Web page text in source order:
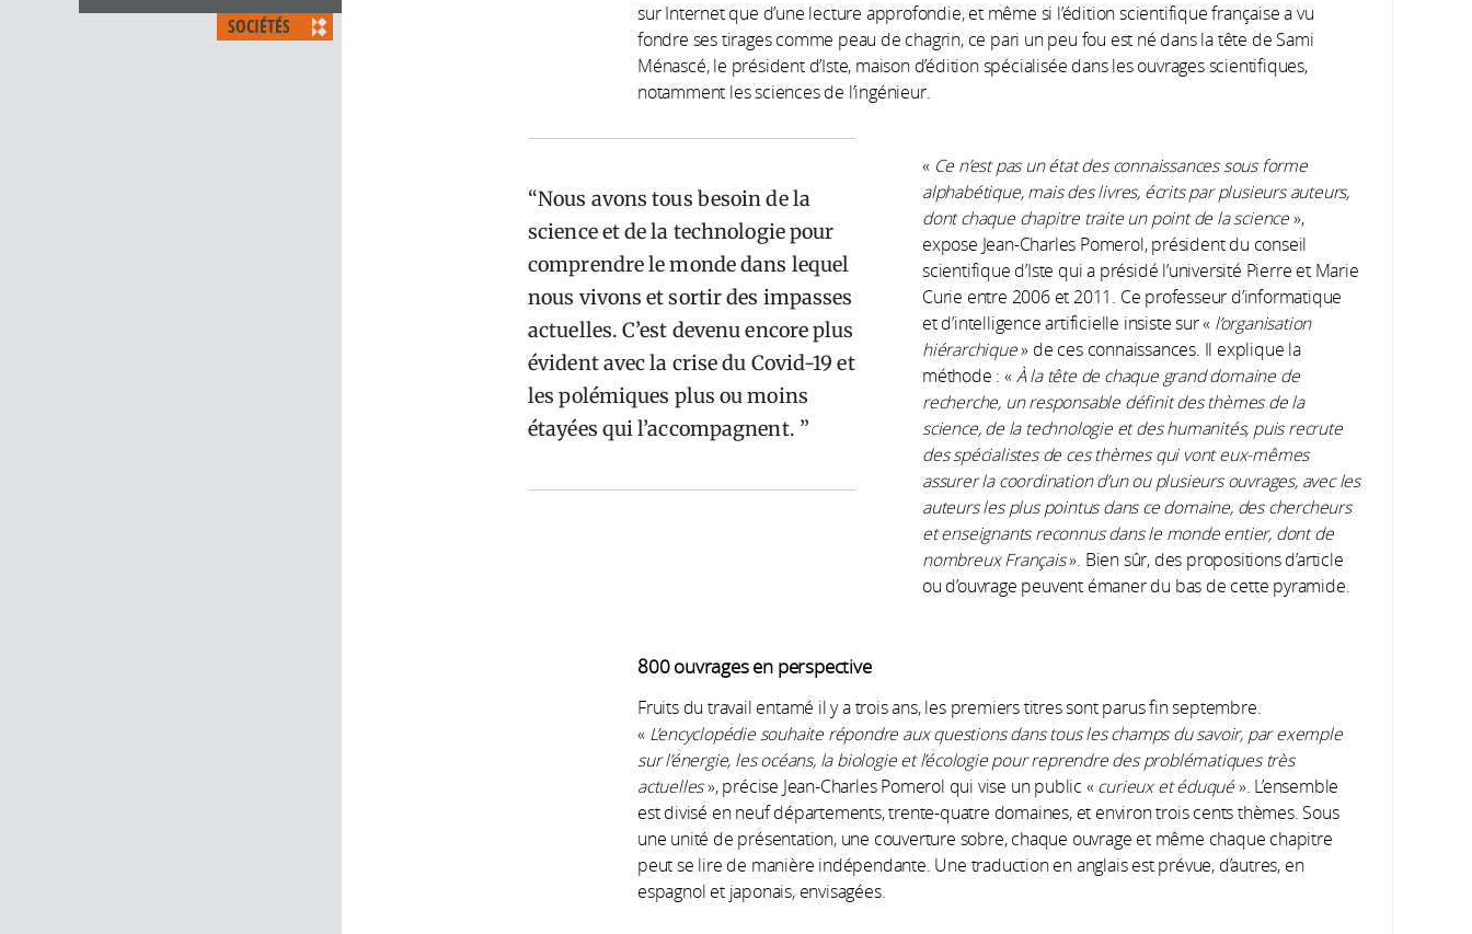
SOCIÉTÉS
sur Internet que d’une lecture approfondie, et même si l’édition scientifique française a vu
fondre ses tirages comme peau de chagrin, ce pari un peu fou est né dans la tête de Sami
Ménascé, le président d’Iste, maison d’édition spécialisée dans les ouvrages scientifiques,
notamment les sciences de l’ingénieur.
Nous avons tous besoin de la
science et de la technologie pour
comprendre le monde dans lequel
nous vivons et sortir des impasses
actuelles. C’est devenu encore plus
évident avec la crise du Covid-19 et
les polémiques plus ou moins
étayées qui l’accompagnent.
« Ce n’est pas un état des connaissances sous forme
alphabétique, mais des livres, écrits par plusieurs auteurs,
dont chaque chapitre traite un point de la science »,
expose Jean-Charles Pomerol, président du conseil
scientifique d’Iste qui a présidé l’université Pierre et Marie
Curie entre 2006 et 2011. Ce professeur d’informatique
et d’intelligence artificielle insiste sur « l’organisation
hiérarchique» de ces connaissances. Il explique la
méthode : « À la tête de chaque grand domaine de
recherche, un responsable définit des thèmes de la
science, de la technologie et des humanités, puis recrute
des spécialistes de ces thèmes qui vont eux-mêmes
assurer la coordination d’un ou plusieurs ouvrages, avec les
auteurs les plus pointus dans ce domaine, des chercheurs
et enseignants reconnus dans le monde entier, dont de
nombreux Français». Bien sûr, des propositions d’article
ou d’ouvrage peuvent émaner du bas de cette pyramide.
800 ouvrages en perspective
Fruits du travail entamé il y a trois ans, les premiers titres sont parus fin septembre.
« L’encyclopédie souhaite répondre aux questions dans tous les champs du savoir, par exemple
sur l’énergie, les océans, la biologie et l’écologie pour reprendre des problématiques très
actuelles», précise Jean-Charles Pomerol qui vise un public « curieux et éduqué ». L’ensemble
est divisé en neuf départements, trente-quatre domaines, et environ trois cents thèmes. Sous
une unité de présentation, une couverture sobre, chaque ouvrage et même chaque chapitre
peut se lire de manière indépendante. Une traduction en anglais est prévue, d’autres, en
espagnol et japonais, envisagées.